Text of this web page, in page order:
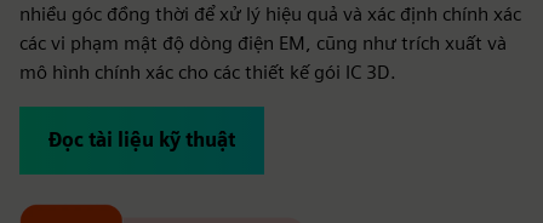
nhiều góc đồng thời để xử lý hiệu quả và xác định chính xác
các vi phạm mật độ dòng điện EM, cũng như trích xuất và
mô hình chính xác cho các thiết kế gói IC 3D.
Đọc tài liệu kỹ thuật